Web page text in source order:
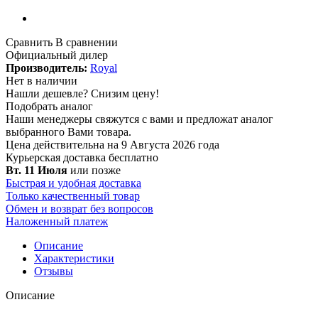
Сравнить В сравнении
Официальный дилер
Производитель: Royal
Нет в наличии
Нашли дешевле? Снизим цену!
Подобрать аналог
Наши менеджеры свяжутся с вами и предложат аналог
выбранного Вами товара.
Цена действительна на 9 Августа 2026 года
Курьерская доставка бесплатно
Вт. 11 Июля или позже
Быстрая и удобная доставка
Только качественный товар
Обмен и возврат без вопросов
Наложенный платеж
Описание
Характеристики
Отзывы
Описание